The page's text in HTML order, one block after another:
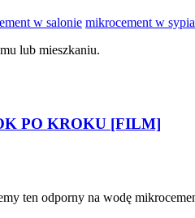
w salonie mikrocement w
lub mieszkaniu.
PO KROKU [FILM]
ten odporny na wodę